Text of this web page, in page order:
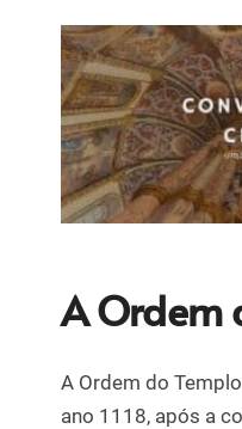
A Ordem
A Ordem do
ano 1118, após a